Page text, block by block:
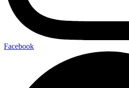
Facebook